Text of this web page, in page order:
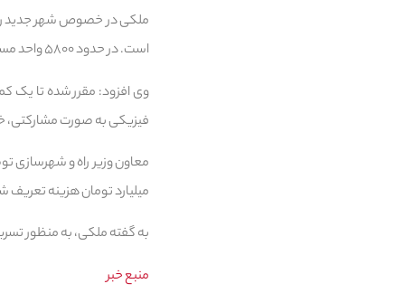
ملکی در خصوص شهر جدید
است‌. در حدود ۵۸۰۰ واحد مسکن مهر در شهر جدید از زمان اجرای طرح آغاز شد که ۴ هزار واحد آن کماکان بلاتکلیف مانده است.
فیزیکی به صورت مشارکتی،
میلیارد تومان هزینه تعریف شده است که هم اکنون ۸۵ درصد پیشرفت
به گفته ملکی، به منظور تسریع در انجام
منبع خبر